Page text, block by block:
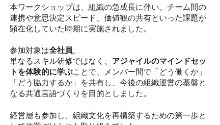
本ワークショップは、組織の急成長に伴い、チーム間の
連携や意思決定スピード、価値観の共有といった課題が
顕在化していた時期に実施されました。
参加対象は全社員。
単なるスキル研修ではなく、 アジャイルのマインドセッ
トを体験的に学ぶことで、メンバー間で「どう働くか」
「どう協力するか」を共有し、今後の組織運営の基盤と
なる共通言語づくりを目的としました。
経営層も参加し、組織文化を再構築するための第一歩と